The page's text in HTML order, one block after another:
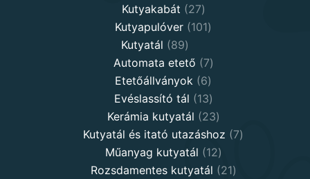
products
Kutyakabát 2727
products
Kutyapulóver 101101
Kutyatál 8989
products
Automata etető 77
products
Etetőállványok 66
products
Evéslassító tál 1313
products
Kerámia kutyatál 2323
products
Kutyatál és itató utazáshoz 77
Műanyag kutyatál 1212
products
Rozsdamentes kutyatál 2121